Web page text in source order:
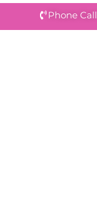
Phone Call